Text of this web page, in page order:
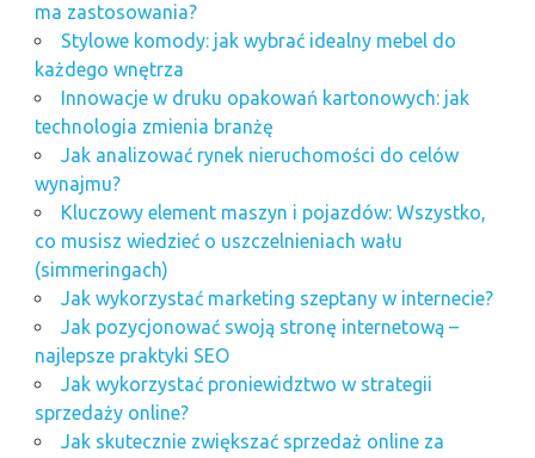
ma zastosowania?
Stylowe komody: jak wybrać idealny mebel do
każdego wnętrza
Innowacje w druku opakowań kartonowych: jak
technologia zmienia branżę
Jak analizować rynek nieruchomości do celów
wynajmu?
Kluczowy element maszyn i pojazdów: Wszystko,
co musisz wiedzieć o uszczelnieniach wału
(simmeringach)
Jak wykorzystać marketing szeptany w internecie?
Jak pozycjonować swoją stronę internetową –
najlepsze praktyki SEO
Jak wykorzystać proniewidztwo w strategii
sprzedaży online?
Jak skutecznie zwiększać sprzedaż online za